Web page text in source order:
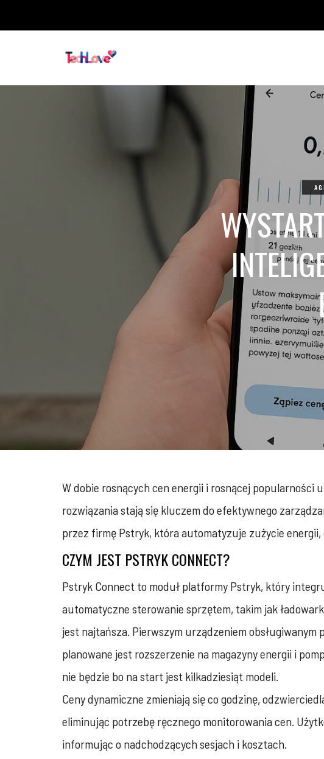
W dobie rosnących cen energii i rosnącej popularności
rozwiązania stają się kluczem do efektywnego
przez firmę Pstryk, która automatyzuje zużycie
CZYM JEST PSTRYK CONNECT?
Pstryk Connect to moduł platformy Pstryk, który
automatyczne sterowanie sprzętem, takim jak
jest najtańsza. Pierwszym urządzeniem obsługiwanym
planowane jest rozszerzenie na magazyny energii i
nie będzie bo na start jest kilkadziesiąt modeli.
Ceny dynamiczne zmieniają się co godzinę,
eliminując potrzebę ręcznego monitorowania cen.
informując o nadchodzących sesjach i kosztach.